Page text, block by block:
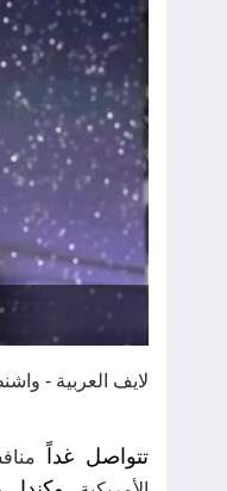
لايف العربية -
تتواصل غداً